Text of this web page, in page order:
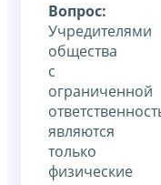
Вопрос:
Учредителями
общества
с
ограниченной
являются
только
физические